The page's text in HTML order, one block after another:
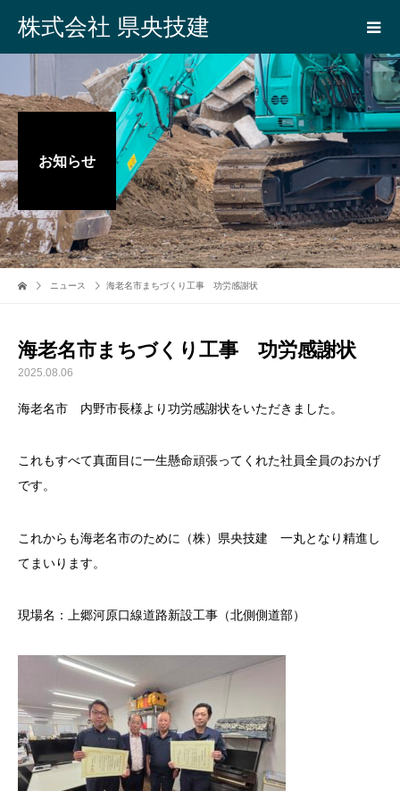
株式会社 県央技建
お知らせ
ニュース 海老名市まちづくり工事 功労感謝状
海老名市まちづくり工事 功労感謝状
2025.08.06
海老名市 内野市長様より功労感謝状をいただきました。
これもすべて真面目に一生懸命頑張ってくれた社員全員のおかげ
です。
これからも海老名市のために（株）県央技建 一丸となり精進し
てまいります。
現場名：上郷河原口線道路新設工事（北側側道部）